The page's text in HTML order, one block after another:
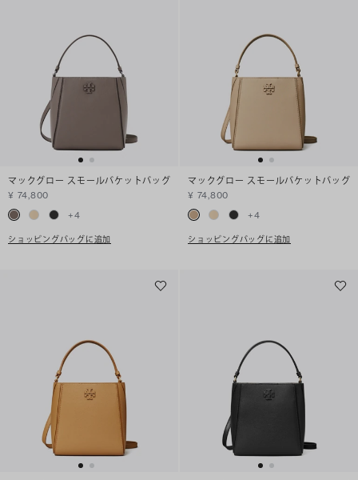
マックグロー スモールバケットバッグ
¥ 74,800
+4
ショッピングバッグに追加
マックグロー スモールバケットバッグ
¥ 74,800
+4
ショッピングバッグに追加